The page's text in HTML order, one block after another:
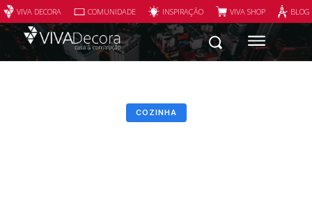
VIVA DECORA COMUNIDADE INSPIRAÇÃO VIVA SHOP
COZINHA